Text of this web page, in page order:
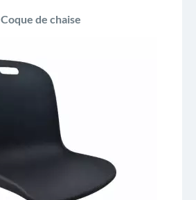
Coque de chaise